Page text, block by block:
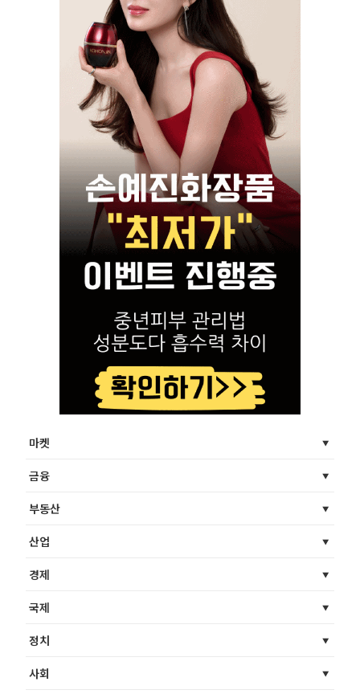
마켓
금융
부동산
산업
경제
국제
정치
사회